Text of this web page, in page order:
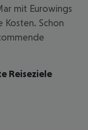
mit Eurowings
Kosten. Schon
Reiseziele